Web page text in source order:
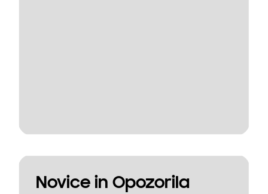
Novice in Opozorila